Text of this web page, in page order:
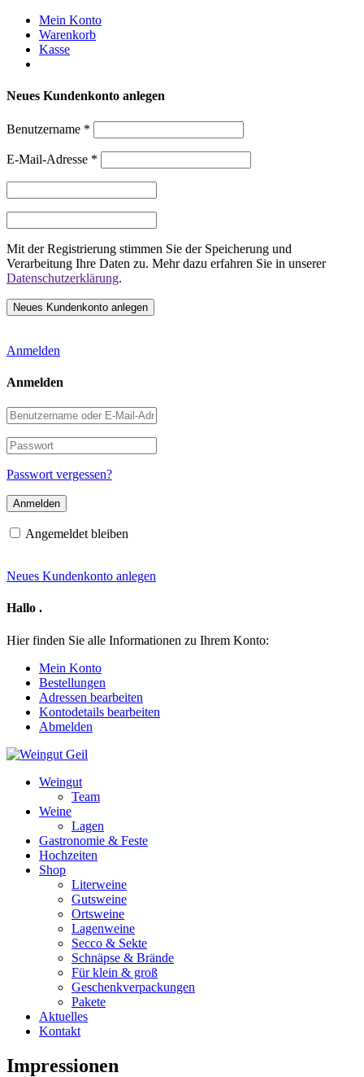
Weiter
zum
Inhalt
Mein Konto
Warenkorb
Kasse
Neues Kundenkonto anlegen
Benutzername *
E-Mail-Adresse *
Mit der Registrierung stimmen Sie der Speicherung und
Verarbeitung Ihre Daten zu. Mehr dazu erfahren Sie in unserer
Datenschutzerklärung.
Anmelden
Anmelden
Benutzername
oder
E-
Mail-
Adresse
Passwort
Passwort vergessen?
Angemeldet bleiben
Neues Kundenkonto anlegen
Hallo .
Hier finden Sie alle Informationen zu Ihrem Konto:
Mein Konto
Bestellungen
Adressen bearbeiten
Kontodetails bearbeiten
Abmelden
Weingut
Team
Weine
Lagen
Gastronomie & Feste
Hochzeiten
Shop
Literweine
Gutsweine
Ortsweine
Lagenweine
Secco & Sekte
Schnäpse & Brände
Für klein & groß
Geschenkverpackungen
Pakete
Aktuelles
Kontakt
Impressionen